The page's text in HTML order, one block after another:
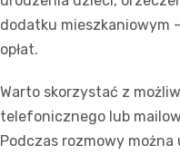
dodatku mieszkaniowym
opłat.
Warto skorzystać z
telefonicznego lub
Podczas rozmowy